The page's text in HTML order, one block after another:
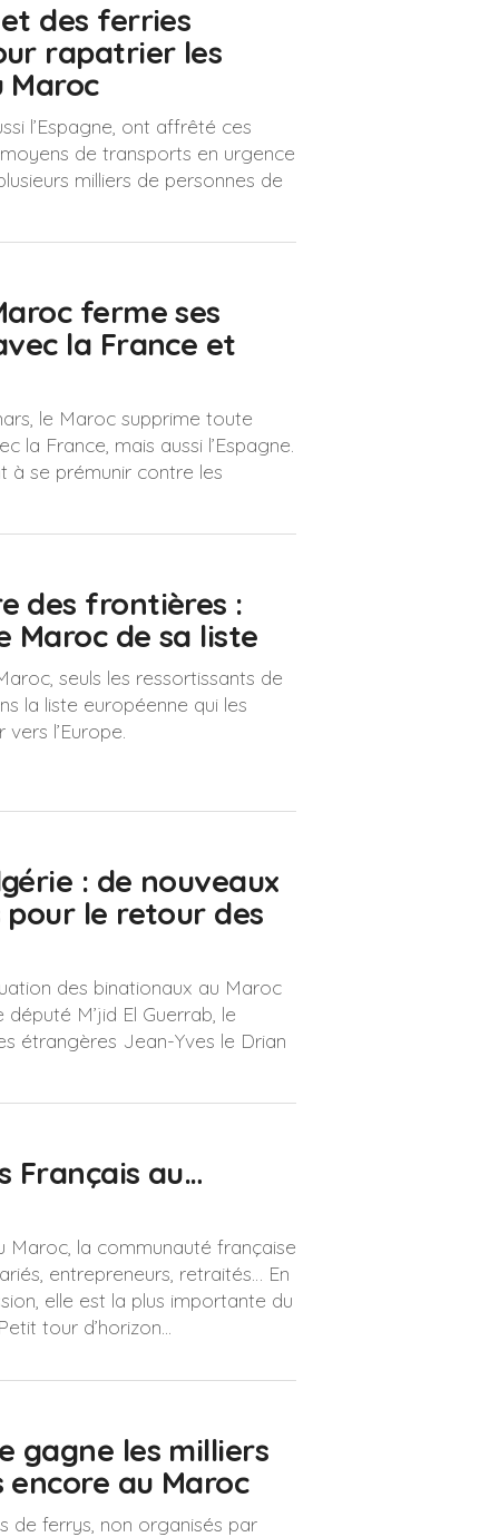
des ferries
rapatrier les
Maroc
l’Espagne, ont affrêté ces
de transports en urgence
milliers de personnes de
ferme ses
la France et
le Maroc supprime toute
la France, mais aussi l’Espagne.
à se prémunir contre les
des frontières :
Maroc de sa liste
seuls les ressortissants de
la liste européenne qui les
l’Europe.
: de nouveaux
pour le retour des
des binationaux au Maroc
M’jid El Guerrab, le
étrangères Jean-Yves le Drian
Français au…
Maroc, la communauté française
entrepreneurs, retraités… En
elle est la plus importante du
tour d’horizon...
gagne les milliers
encore au Maroc
de ferrys, non organisés par